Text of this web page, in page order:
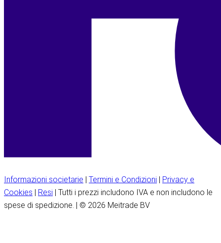
Informazioni societarie | Termini e Condizioni | Privacy e
Cookies | Resi | Tutti i prezzi includono IVA e non includono le
spese di spedizione. | © 2026 Meitrade BV